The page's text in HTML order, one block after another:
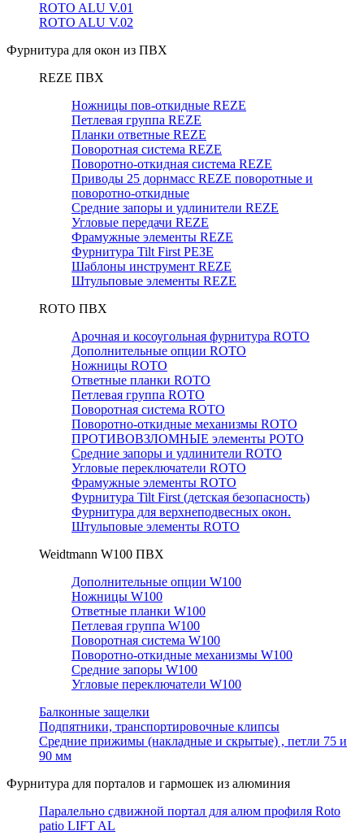
ROTO ALU V.01
ROTO ALU V.02
Фурнитура для окон из ПВХ
REZE ПВХ
Ножницы пов-откидные REZE
Петлевая группа REZE
Планки ответные REZE
Поворотная система REZE
Поворотно-откидная система REZE
Приводы 25 дорнмасс REZE поворотные и
поворотно-откидные
Средние запоры и удлинители REZE
Угловые передачи REZE
Фрамужные элементы REZE
Фурнитура Tilt First РЕЗЕ
Шаблоны инструмент REZE
Штульповые элементы REZE
RОTO ПВХ
Арочная и косоугольная фурнитура ROTO
Дополнительные опции ROTO
Ножницы ROTO
Ответные планки ROTO
Петлевая группа ROTO
Поворотная система ROTO
Поворотно-откидные механизмы ROTO
ПРОТИВОВЗЛОМНЫЕ элементы РОТО
Средние запоры и удлинители ROTO
Угловые переключатели ROTO
Фрамужные элементы ROTO
Фурнитура Tilt First (детская безопасность)
Фурнитура для верхнеподвесных окон.
Штульповые элементы ROTO
Weidtmann W100 ПВХ
Дополнительные опции W100
Ножницы W100
Ответные планки W100
Петлевая группа W100
Поворотная система W100
Поворотно-откидные механизмы W100
Средние запоры W100
Угловые переключатели W100
Балконные защелки
Подпятники, транспортировочные клипсы
Средние прижимы (накладные и скрытые) , петли 75 и
90 мм
Фурнитура для порталов и гармошек из алюминия
Паралельно сдвижной портал для алюм профиля Roto
patio LIFT AL